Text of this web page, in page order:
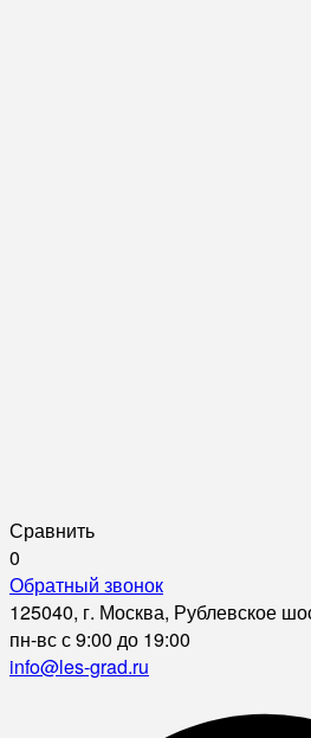
Сравнить
0
Обратный звонок
125040, г. Москва, Рублевское
пн-вс с 9:00 до 19:00
info@les-grad.ru